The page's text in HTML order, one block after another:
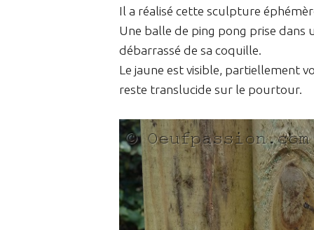
Il a réalisé cette sculpture
Une balle de ping pong prise
débarrassé de sa coquille.
Le jaune est visible, partiellement
reste translucide sur le pourtour.